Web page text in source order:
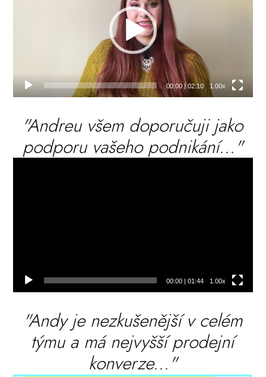
00:00| 02:10 1.00x
"Andreu všem doporučuji jako
podporu vašeho podnikání..."
00:00| 01:44 1.00x
"Andy je nezkušenější v celém
týmu a má nejvyšší prodejní
konverze..."